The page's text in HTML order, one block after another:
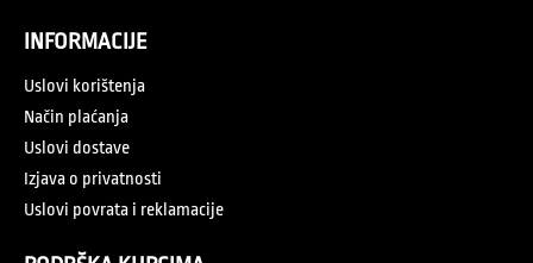
INFORMACIJE
Uslovi korištenja
Način plaćanja
Uslovi dostave
Izjava o privatnosti
Uslovi povrata i reklamacije